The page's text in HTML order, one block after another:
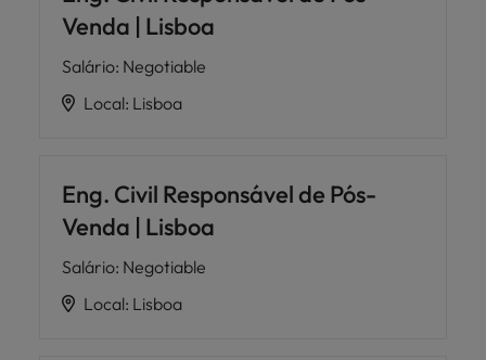
Venda | Lisboa
Salário: Negotiable
Local: Lisboa
Eng. Civil Responsável de Pós-
Venda | Lisboa
Salário: Negotiable
Local: Lisboa